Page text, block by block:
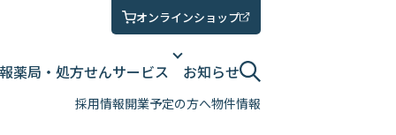
オンラインショップ
薬局・処方せんサービス お知らせ
採用情報開業予定の方へ物件情報